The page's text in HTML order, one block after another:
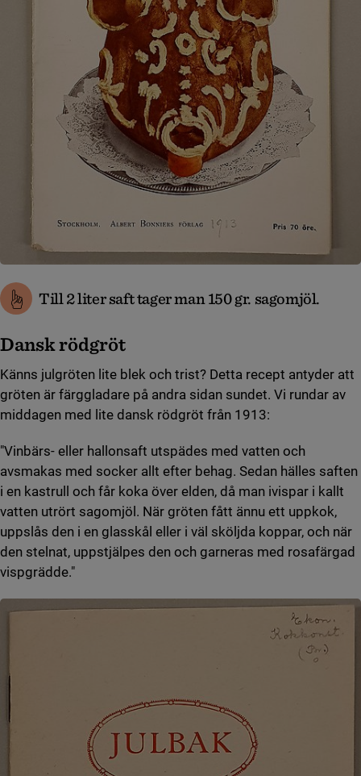
Till 2 liter saft tager man 150 gr. sagomjöl.
Dansk rödgröt
Känns julgröten lite blek och trist? Detta recept antyder att
gröten är färggladare på andra sidan sundet. Vi rundar av
middagen med lite dansk rödgröt från 1913:
"Vinbärs- eller hallonsaft utspädes med vatten och
avsmakas med socker allt efter behag. Sedan hälles saften
i en kastrull och får koka över elden, då man ivispar i kallt
vatten utrört sagomjöl. När gröten fått ännu ett uppkok,
uppslås den i en glasskål eller i väl sköljda koppar, och när
den stelnat, uppstjälpes den och garneras med rosafärgad
vispgrädde."